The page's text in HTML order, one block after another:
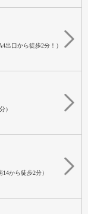
出口から徒歩2分！）
）
から徒歩2分）